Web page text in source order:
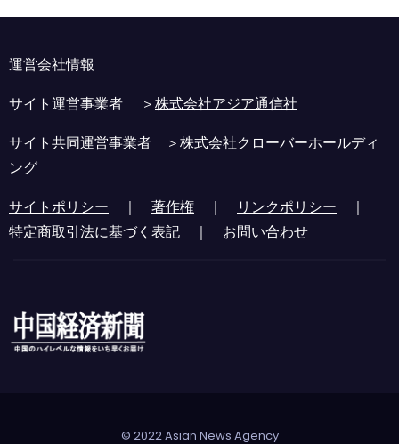
運営会社情報
サイト運営事業者 ＞株式会社アジア通信社
サイト共同運営事業者 ＞株式会社クローバーホールディ
ング
サイトポリシー ｜ 著作権 ｜ リンクポリシー ｜
特定商取引法に基づく表記 ｜ お問い合わせ
© 2022 Asian News Agency